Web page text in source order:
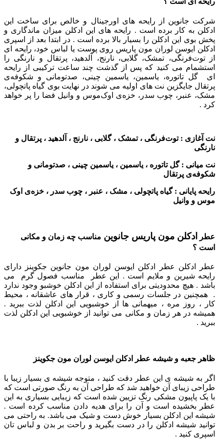
شرکت جانوین از رایحه های اورجینال و خالص برای ساخت این
ادکلن به کار برده است . رایحه های این ادکلن میزان ماندگاری و
پخش بوی این ادکلن را بسیار بالا برده است . در ابتدا بعد از اسپری
ادکلن ایوسن لوران مون پاریس روی پوست یا لباس خود، رایحه ای
از توت‌فرنگی، تمشک، گلابی، نارنج، آلدهید، پرتقال و نارنگی را
استشمام می کنید که پس از گذشت چند ساعت ترکیبی از رایحه
ای گل تاتوره، یاسمین، یاسمین چینی، صدتومانی و شکوفه‌ی
پرتقال جایگزین نت های اولیه می شوند در نهایت بوی گیاه پاتچولی،
مشک، عنبر، چوب سدر، خزه‌ی اوک‌موس و وانیل فضا را پر خواهد
کرد .
نت آغازی : توت‌فرنگی ، تمشک ، گلابی ، نارنج ، آلدهید ، پرتقال و
نارنگی
نت میانی : گل تاتوره ، یاسمین ، یاسمین چینی ، صدتومانی و
شکوفه‌ی پرتقال
رایحه پایانی : گیاه پاتچولی ، مشک ، عنبر ، چوب سدر ، خزه‌ی اوک‌
موس و وانیل
عطر ادکلن مون پاریس جانوین مناسب چه زمان و مکانی
است ؟
عطر ادکلن عطر ادکلن ایوسن لوران مون جانوین جکوینز دارای
رایحه شیرین و ملایم است . این عطر مناسب فصول گرم می
باشد . هیچ محدودیتی برای استفاده از این ادکلن خوشبو وجود ندارد
.
همچنین در جلسات رسمی و کاری ، قرار های عاشقانه ، محیط
کار ، روز مره ، میهمانی ها از خوشبویی این ادکلن لذت ببرید .
همیشه در هر زمان و مکانی می توانید از خوشبویی این ادکلن لذت
ببرید .
ظاهر جعبه و شیشه عطر ادکلن ایوسن لوران مون جکوینز
اگر به شیشه‌ ی این عطر دقت کنید ، متوجه شیشه ی بسیار زیبا با
طراحی زیبای آن خواهید شد که طراحی آن به رنگ صورتی است که
با یک پاپیون مشکی رنگ تزیین شده است که زیبایی بسیاری به این
عطر بخشیده است و آن را برای هدیه دادن مناسب کرده است .
شیشه این ادکلن بسیار خوش دست و شیک می باشد. به راحتی می
توانید شیشه ادکلن را در دست بگیرید و راحت بر بدن و لباس تان
اسپری کنید .